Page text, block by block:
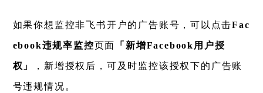
如果你想监控非飞书开户的广告账号，可以点击Fac
ebook违规率监控页面 「新增Facebook用户授
权」 ，新增授权后，可及时监控该授权下的广告账
号违规情况。